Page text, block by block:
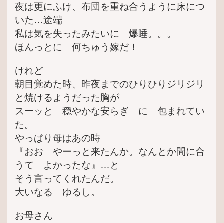
夜は更にふけ、布団を重ね合うように床につ
いた…途端
私は気を失ったみたいに 爆睡。。。
ほんっとに 何ちゅう嫁だ！
けれど
朝目覚めた時、昨夜までのひりひりジリジリ
と焼けるようだった胸が
スーッと 穏やかな安らぎ に 包まれてい
た。
やっぱり母はあの時
『おお やーっと来たんか。なんとか間に合
うて よかったな』…と
そう言ってくれたんだ。
大いなる ゆるし。
お母さん